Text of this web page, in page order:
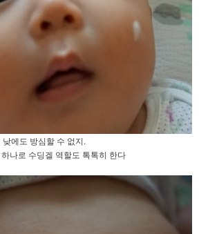
낮에도 방심할 수 없지.
나로 수딩겔 역할도 톡톡히 한다